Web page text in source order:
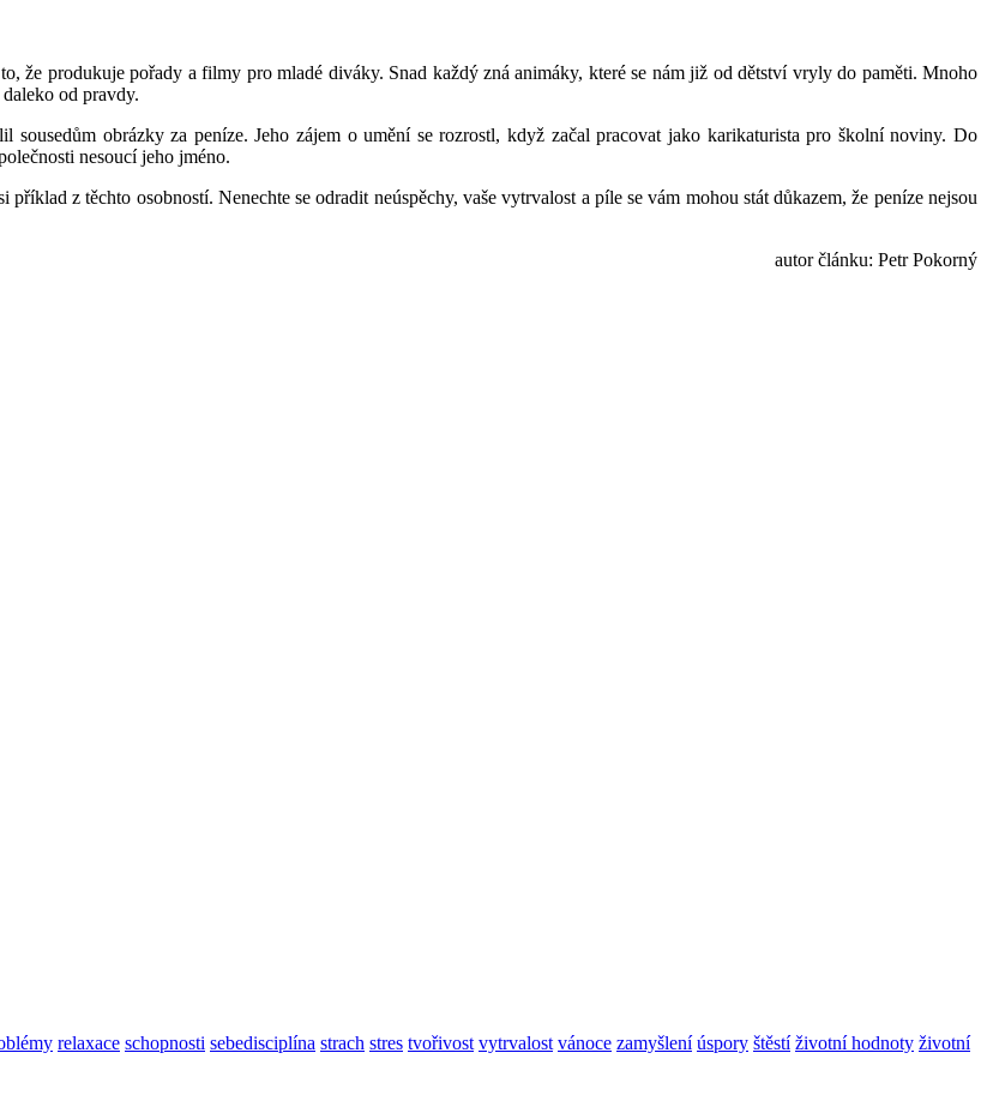
že produkuje pořady a filmy pro mladé diváky. Snad každý zná animáky, které se nám již od dětství vryly do paměti. Mnoho
od pravdy.
sousedům obrázky za peníze. Jeho zájem o umění se rozrostl, když začal pracovat jako karikaturista pro školní noviny. Do
nesoucí jeho jméno.
z těchto osobností. Nenechte se odradit neúspěchy, vaše vytrvalost a píle se vám mohou stát důkazem, že peníze nejsou
autor článku: Petr Pokorný
relaxace schopnosti sebedisciplína strach stres tvořivost vytrvalost vánoce zamyšlení úspory štěstí životní hodnoty životní